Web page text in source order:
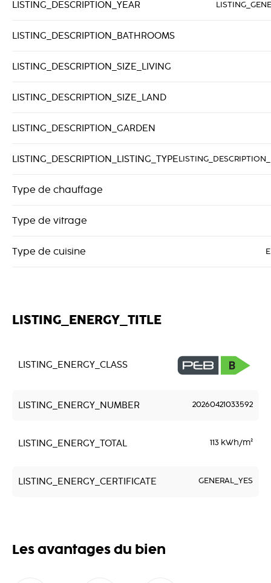
LISTING_DESCRIPTION_YEAR
LISTING_DESCRIPTION_BATHROOMS
LISTING_DESCRIPTION_SIZE_LIVING
LISTING_DESCRIPTION_SIZE_LAND
LISTING_DESCRIPTION_GARDEN
LISTING_DESCRIPTION_LISTING_TYPE
Type de chauffage
Type de vitrage
Type de cuisine
LISTING_ENERGY_TITLE
LISTING_ENERGY_CLASS
LISTING_ENERGY_NUMBER 20260421033592
LISTING_ENERGY_TOTAL 113 kWh/m²
LISTING_ENERGY_CERTIFICATE GENERAL_YES
Les avantages du bien